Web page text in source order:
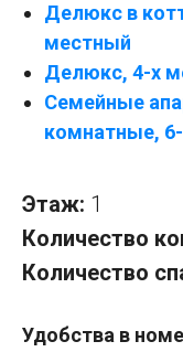
Делюкс в
местный
Делюкс, 4-х
Семейные
комнатные,
Этаж: 1
Количество
Количество
Удобства в